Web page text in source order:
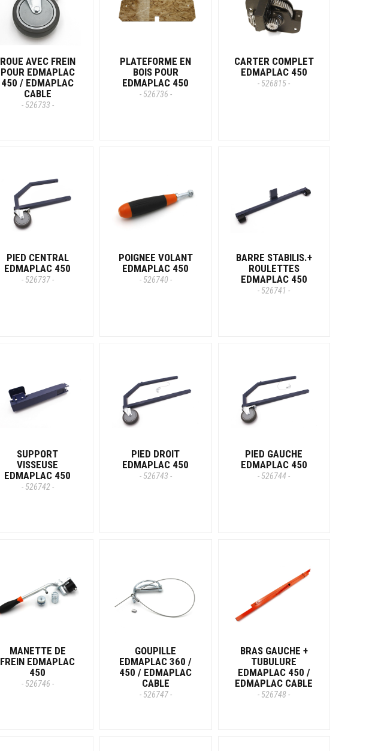
ROUE AVEC FREIN
POUR EDMAPLAC
450 / EDMAPLAC
CABLE
- 526733 -
PLATEFORME EN
BOIS POUR
EDMAPLAC 450
- 526736 -
CARTER COMPLET
EDMAPLAC 450
- 526815 -
PIED CENTRAL
EDMAPLAC 450
- 526737 -
POIGNEE VOLANT
EDMAPLAC 450
- 526740 -
BARRE STABILIS.+
ROULETTES
EDMAPLAC 450
- 526741 -
SUPPORT
VISSEUSE
EDMAPLAC 450
- 526742 -
PIED DROIT
EDMAPLAC 450
- 526743 -
PIED GAUCHE
EDMAPLAC 450
- 526744 -
MANETTE DE
FREIN EDMAPLAC
450
- 526746 -
GOUPILLE
EDMAPLAC 360 /
450 / EDMAPLAC
CABLE
- 526747 -
BRAS GAUCHE +
TUBULURE
EDMAPLAC 450 /
EDMAPLAC CABLE
- 526748 -